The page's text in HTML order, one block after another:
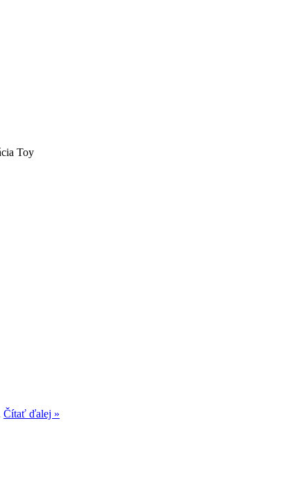
Toy
Čítať ďalej »